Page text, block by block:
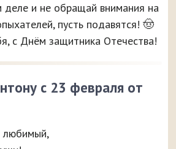
деле и не обращай внимания на
пусть подавятся! 🤠
с Днём защитника Отечества!
с 23 февраля от
любимый,